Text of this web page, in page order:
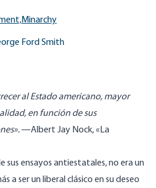
Minarchy
Ford Smith
al Estado americano, mayor
en función de sus
—Albert Jay Nock,«La
sus ensayos antiestatales, no era un
a ser un liberal clásico en su deseo